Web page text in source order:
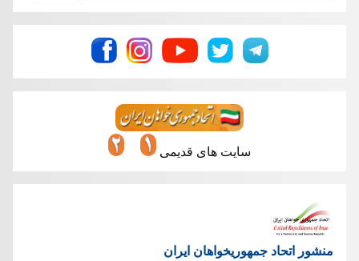
سایت های قدیمی
منشور اتحاد جمهوریخواهان ایران